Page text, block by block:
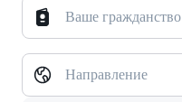
Ваше гражданство
Направление